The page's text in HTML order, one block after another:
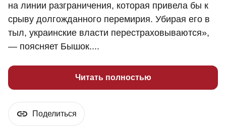
на линии разграничения, которая привела бы к
срыву долгожданного перемирия. Убирая его в
тыл, украинские власти перестраховываются»,
— поясняет Бышок....
Читать полностью
Поделиться